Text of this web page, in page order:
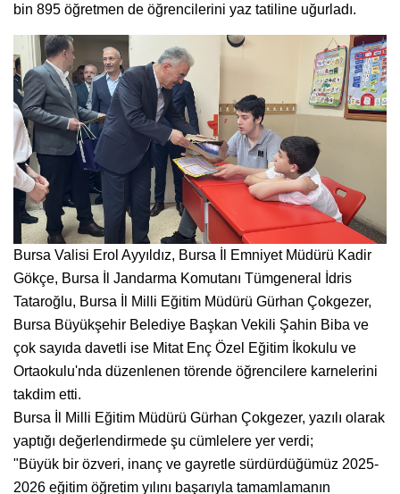
bin 895 öğretmen de öğrencilerini yaz tatiline uğurladı.
Bursa Valisi Erol Ayyıldız, Bursa İl Emniyet Müdürü Kadir
Gökçe, Bursa İl Jandarma Komutanı Tümgeneral İdris
Tataroğlu, Bursa İl Milli Eğitim Müdürü Gürhan Çokgezer,
Bursa Büyükşehir Belediye Başkan Vekili Şahin Biba ve
çok sayıda davetli ise Mitat Enç Özel Eğitim İkokulu ve
Ortaokulu'nda düzenlenen törende öğrencilere karnelerini
takdim etti.
Bursa İl Milli Eğitim Müdürü Gürhan Çokgezer, yazılı olarak
yaptığı değerlendirmede şu cümlelere yer verdi;
"Büyük bir özveri, inanç ve gayretle sürdürdüğümüz 2025-
2026 eğitim öğretim yılını başarıyla tamamlamanın